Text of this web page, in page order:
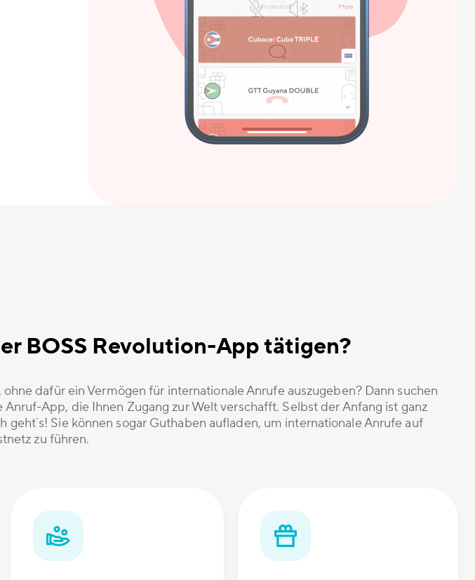
BOSS Revolution-App tätigen?
dafür ein Vermögen für internationale Anrufe auszugeben? Dann suchen
App, die Ihnen Zugang zur Welt verschafft. Selbst der Anfang ist ganz
Sie können sogar Guthaben aufladen, um internationale Anrufe auf
zu führen.